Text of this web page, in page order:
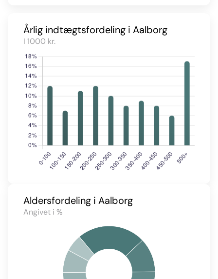
Årlig indtægtsfordeling i Aalborg
I 1000 kr.
Aldersfordeling i Aalborg
Angivet i %